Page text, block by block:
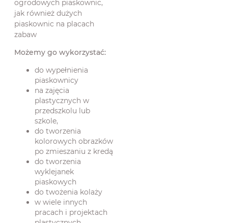
ogrodowych piaskownic,
jak również dużych
piaskownic na placach
zabaw
Możemy go wykorzystać:
do wypełnienia
piaskownicy
na zajęcia
plastycznych w
przedszkolu lub
szkole,
do tworzenia
kolorowych obrazków
po zmieszaniu z kredą
do tworzenia
wyklejanek
piaskowych
do twożenia kolaży
w wiele innych
pracach i projektach